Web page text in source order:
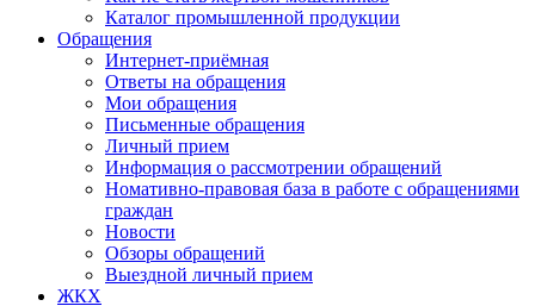
Каталог промышленной продукции
Обращения
Интернет-приёмная
Ответы на обращения
Мои обращения
Письменные обращения
Личный прием
Информация о рассмотрении обращений
Номативно-правовая база в работе с обращениями
граждан
Новости
Обзоры обращений
Выездной личный прием
ЖКХ